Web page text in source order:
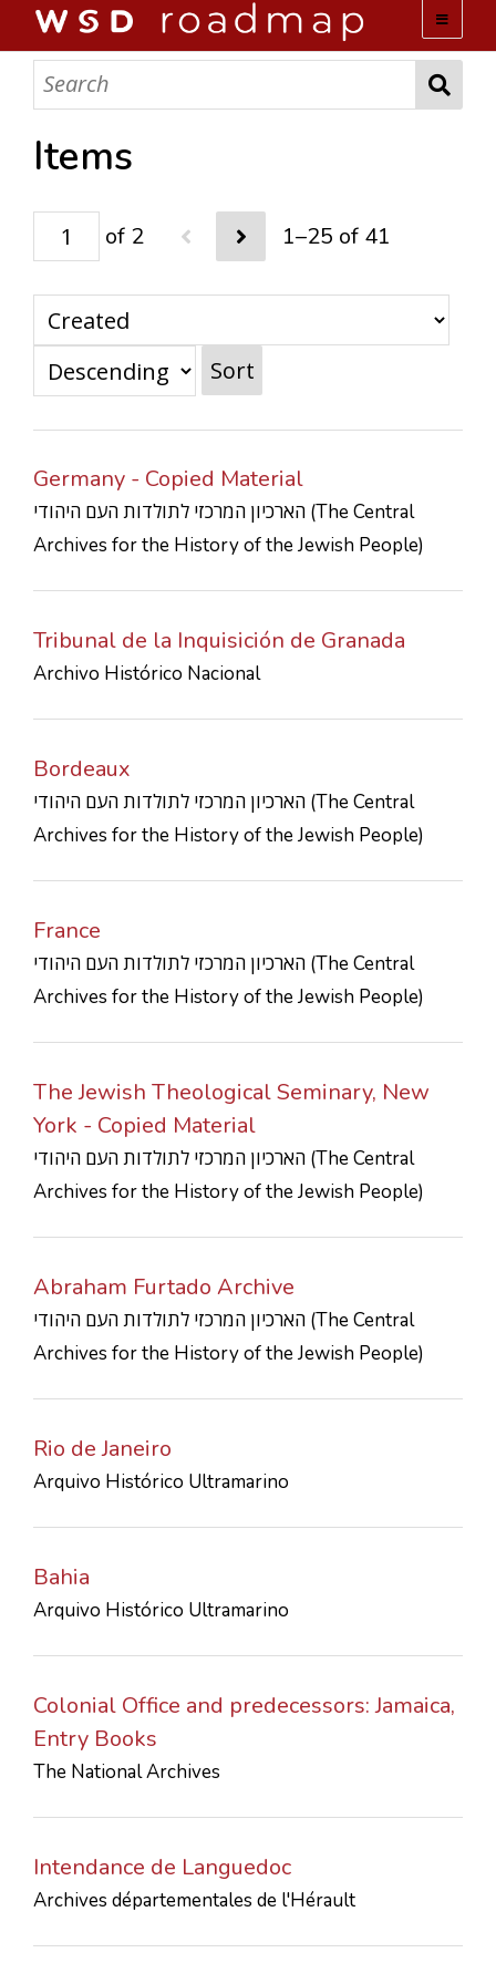
WSD ROADMAP
ABOUT US
ACTIVITIES
COLLECTIONS
CONTACTS
Items
of 2 1–25 of 41
Sort
Germany - Copied Material
הארכיון המרכזי לתולדות העם היהודי (The Central
Archives for the History of the Jewish People)
Tribunal de la Inquisición de Granada
Archivo Histórico Nacional
Bordeaux
הארכיון המרכזי לתולדות העם היהודי (The Central
Archives for the History of the Jewish People)
France
הארכיון המרכזי לתולדות העם היהודי (The Central
Archives for the History of the Jewish People)
The Jewish Theological Seminary, New
York - Copied Material
הארכיון המרכזי לתולדות העם היהודי (The Central
Archives for the History of the Jewish People)
Abraham Furtado Archive
הארכיון המרכזי לתולדות העם היהודי (The Central
Archives for the History of the Jewish People)
Rio de Janeiro
Arquivo Histórico Ultramarino
Bahia
Arquivo Histórico Ultramarino
Colonial Office and predecessors: Jamaica,
Entry Books
The National Archives
Intendance de Languedoc
Archives départementales de l'Hérault